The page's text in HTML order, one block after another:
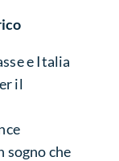
e Italia
il
sogno che